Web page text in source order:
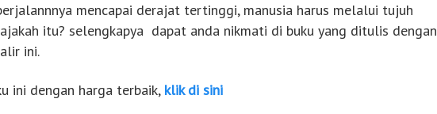
mencapai derajat tertinggi, manusia harus melalui tujuh
itu? selengkapya dapat anda nikmati di buku yang ditulis dengan
ini.
ini dengan harga terbaik, klik di sini